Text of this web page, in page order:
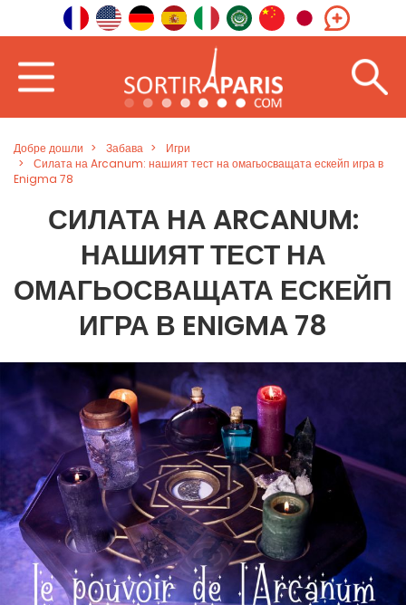
Добре дошли Забава
Игри
Силата на Arcanum: нашият тест на омагьосващата ескейп игра в
Enigma 78
СИЛАТА НА ARCANUM:
НАШИЯТ ТЕСТ НА
ОМАГЬОСВАЩАТА ЕСКЕЙП
ИГРА В ENIGMA 78